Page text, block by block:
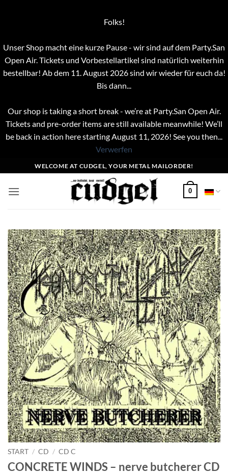
Folks!
Unser Shop macht eine kurze Pause - wir sind auf dem Party.San
Open Air. Tickets und Vorbestellartikel sind natürlich weiterhin
bestellbar! Ab dem 11. August 2026 sind wir wieder für euch da!
Bis dann...
Our shop is taking a short break - we’re at Party.San Open Air.
Tickets and pre-order items are still available meanwhile! We’ll
be back in action here starting August 11, 2026! See you then...
Verwerfen
Inhalt
springen
WELCOME AT CUDGEL, YOUR METAL MAILORDER!
0
START / CD / CD C
CONCRETE WINDS – nerve butcherer CD